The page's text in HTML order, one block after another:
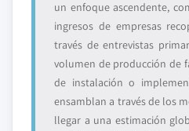
un enfoque ascendente,
ingresos de empresas
través de entrevistas
volumen de producción de
de instalación o
ensamblan a través de los
llegar a una estimación